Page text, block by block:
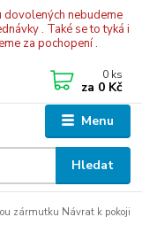
dovolených nebudeme
. Také se to tyká i
za pochopení .
Menu
Hledat
0 ks
za 0 Kč
zármutku Návrat k pokoji